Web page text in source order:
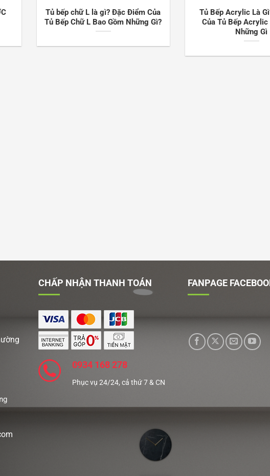
Tủ bếp chữ L là gì? Đặc Điểm Của
Tủ Bếp Chữ L Bao Gồm Những Gì?
Tủ Bếp Acrylic Là
Của Tủ Bếp Acrylic
Những Gì
CHẤP NHẬN THANH TOÁN
0934 168 278
Phục vụ 24/24, cả thứ 7 & CN
FANPAGE